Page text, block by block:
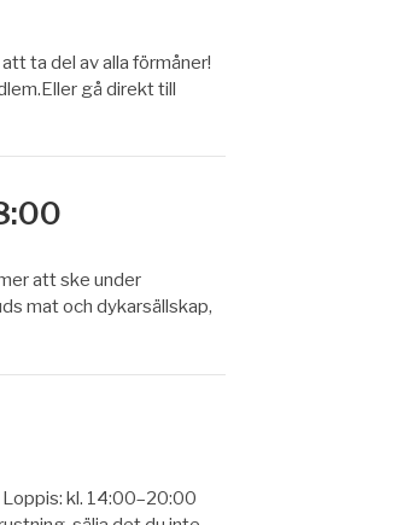
ta del av alla förmåner!
gå direkt till
att ske under
mat och dykarsällskap,
kl. 14:00–20:00